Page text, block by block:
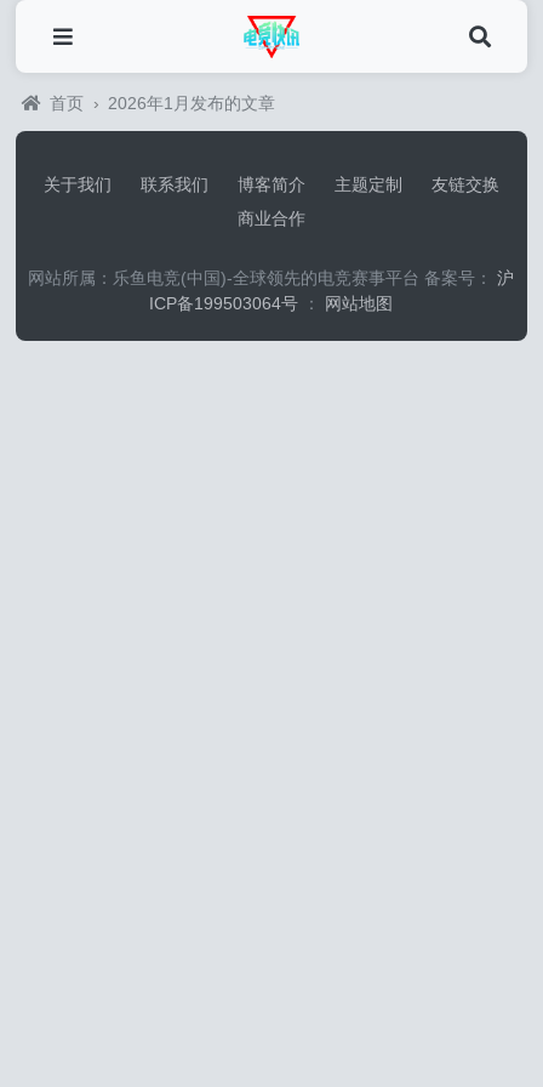
首页 › 2026年1月发布的文章
关于我们 联系我们 博客简介 主题定制
友链交换
商业合作
网站所属：乐鱼电竞(中国)-全球领先的电竞赛事平台 备案号：沪
ICP备199503064号 ： 网站地图